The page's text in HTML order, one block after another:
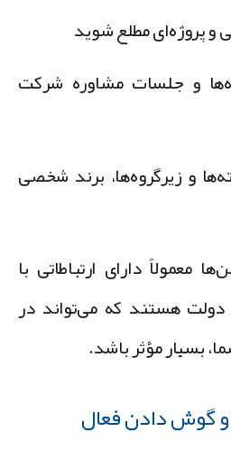
مطلع شوید
و جلسات مشاوره شرکت
و زیرگروه‌ها، برند شخصی
دارای ارتباطاتی با
هستند که می‌تواند در
مؤثر باشد.
دادن فعال